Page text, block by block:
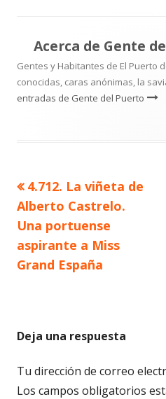
Acerca de Gente
Gentes y Habitantes de El Puerto
conocidas, caras anónimas, la
entradas de Gente del Puerto
Navegación
de
entradas
Artículo
anterior
4.712. La viñeta de
Alberto Castrelo.
Una portuense
aspirante a Miss
Grand España
Deja una respuesta
Tu dirección de correo
Los campos obligatorios